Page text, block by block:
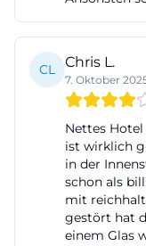
Abfrage der
Tarife vor Ort.
fußläufig
stehen zu
Aufzüge aus der
die
– kurze
Dachterrasse
CL Chris L.
7. Oktober
Nettes
ist wirklich
in der
schon als
mit
gestört hat
einem Glas